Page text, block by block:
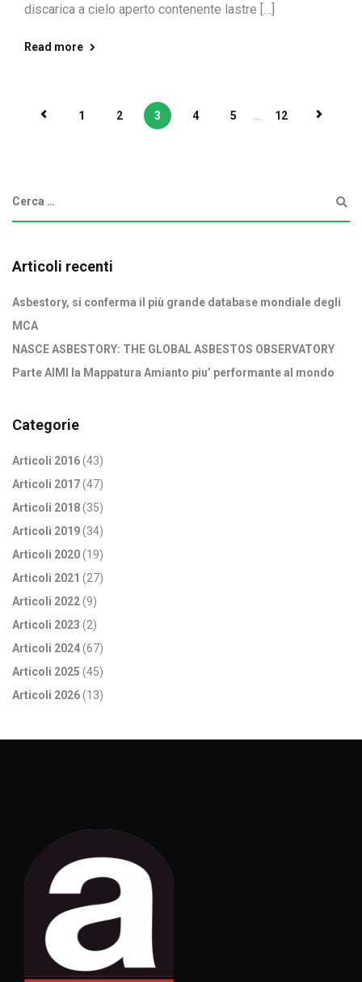
discarica a cielo aperto contenente lastre […]
Read more
1 2 3 4 5 12
Articoli recenti
Asbestory, si conferma il più grande database mondiale degli
MCA
NASCE ASBESTORY: THE GLOBAL ASBESTOS OBSERVATORY
Parte AIMI la Mappatura Amianto piu’ performante al mondo
Categorie
Articoli 2016(43)
Articoli 2017(47)
Articoli 2018(35)
Articoli 2019(34)
Articoli 2020(19)
Articoli 2021 (27)
Articoli 2022(9)
Articoli 2023 (2)
Articoli 2024(67)
Articoli 2025 (45)
Articoli 2026(13)